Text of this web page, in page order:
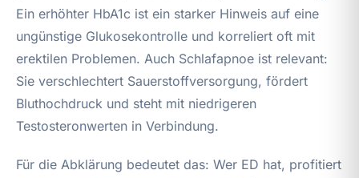
Ein erhöhter HbA1c ist ein starker Hinweis auf eine
ungünstige Glukosekontrolle und korreliert oft mit
erektilen Problemen. Auch Schlafapnoe ist relevant:
Sie verschlechtert Sauerstoffversorgung, fördert
Bluthochdruck und steht mit niedrigeren
Testosteronwerten in Verbindung.
Für die Abklärung bedeutet das: Wer ED hat, profitiert